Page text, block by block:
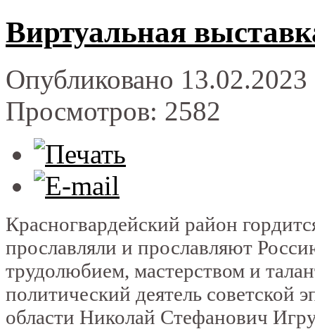
Виртуальная
Опубликовано
Просмотров: 2582
Красногвардейский район
прославляли и прославляют
трудолюбием, мастерством и
политический деятель советской
области Николай Стефанович